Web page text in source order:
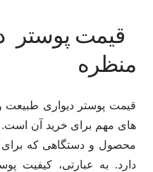
قیمت پوستر
منظره
قیمت پوستر دیواری طبیعت
های مهم برای خرید آن است.
محصول و دستگاهی که
دارد. به عبارتی، کیفیت